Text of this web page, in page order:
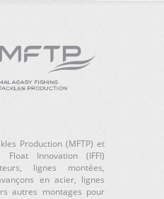
Production (MFTP) et
Float Innovation (IFFI)
lignes montées,
en acier, lignes
autres montages pour